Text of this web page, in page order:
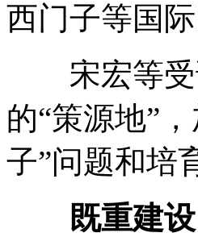
西门子等国
宋宏等
的“策源地”
子”问题和培
既重建设